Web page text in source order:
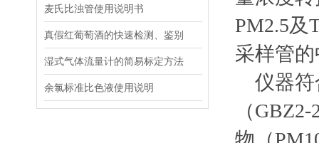
麦氏比浊管使用说明书
真假红葡萄酒的快速检测、鉴别
湿式气体流量计的简易标定方法
余氯标准比色液使用说明
PM2.5及
采样管
仪器符
（